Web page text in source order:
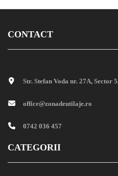
CONTACT
Str. Stefan Voda nr. 27A, Sector
office@zonadeutilaje.ro
0742 036 457
CATEGORII